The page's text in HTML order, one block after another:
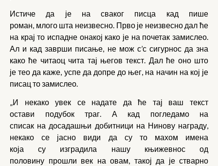
Истиче да је на сваког писца кад пише
роман, млого шта неизвесно. Прво је неизвесно дал ће
на крај то испадне онакој како је на почетак замислео.
Ал и кад заврши писање, не мож с’ссигурнос да зна
како ће читаоц чита тај његов текст. Дал ће оно што
је тео да каже, успе да допре до њег, на начин на кој је
писац то замислео.
„И некако увек се надате да ће тај ваш текст
остави подубок траг. А кад погледамо на
списак на досадашњи добитници на Нинову награду,
некако се јасно види да су то махом имена
која су изградила нашу књижевнос од
половину прошли век на овам, такој да је стварно